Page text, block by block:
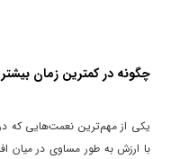
چگونه در کمترین زمان
یکی از مهم‌ترین نعمت‌هایی که در
با ارزش به طور مساوی در میان